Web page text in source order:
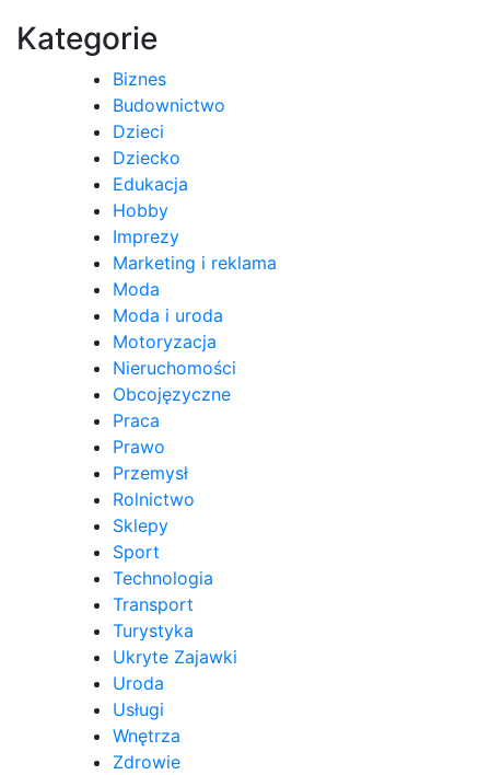
Kategorie
Biznes
Budownictwo
Dzieci
Dziecko
Edukacja
Hobby
Imprezy
Marketing i reklama
Moda
Moda i uroda
Motoryzacja
Nieruchomości
Obcojęzyczne
Praca
Prawo
Przemysł
Rolnictwo
Sklepy
Sport
Technologia
Transport
Turystyka
Ukryte Zajawki
Uroda
Usługi
Wnętrza
Zdrowie